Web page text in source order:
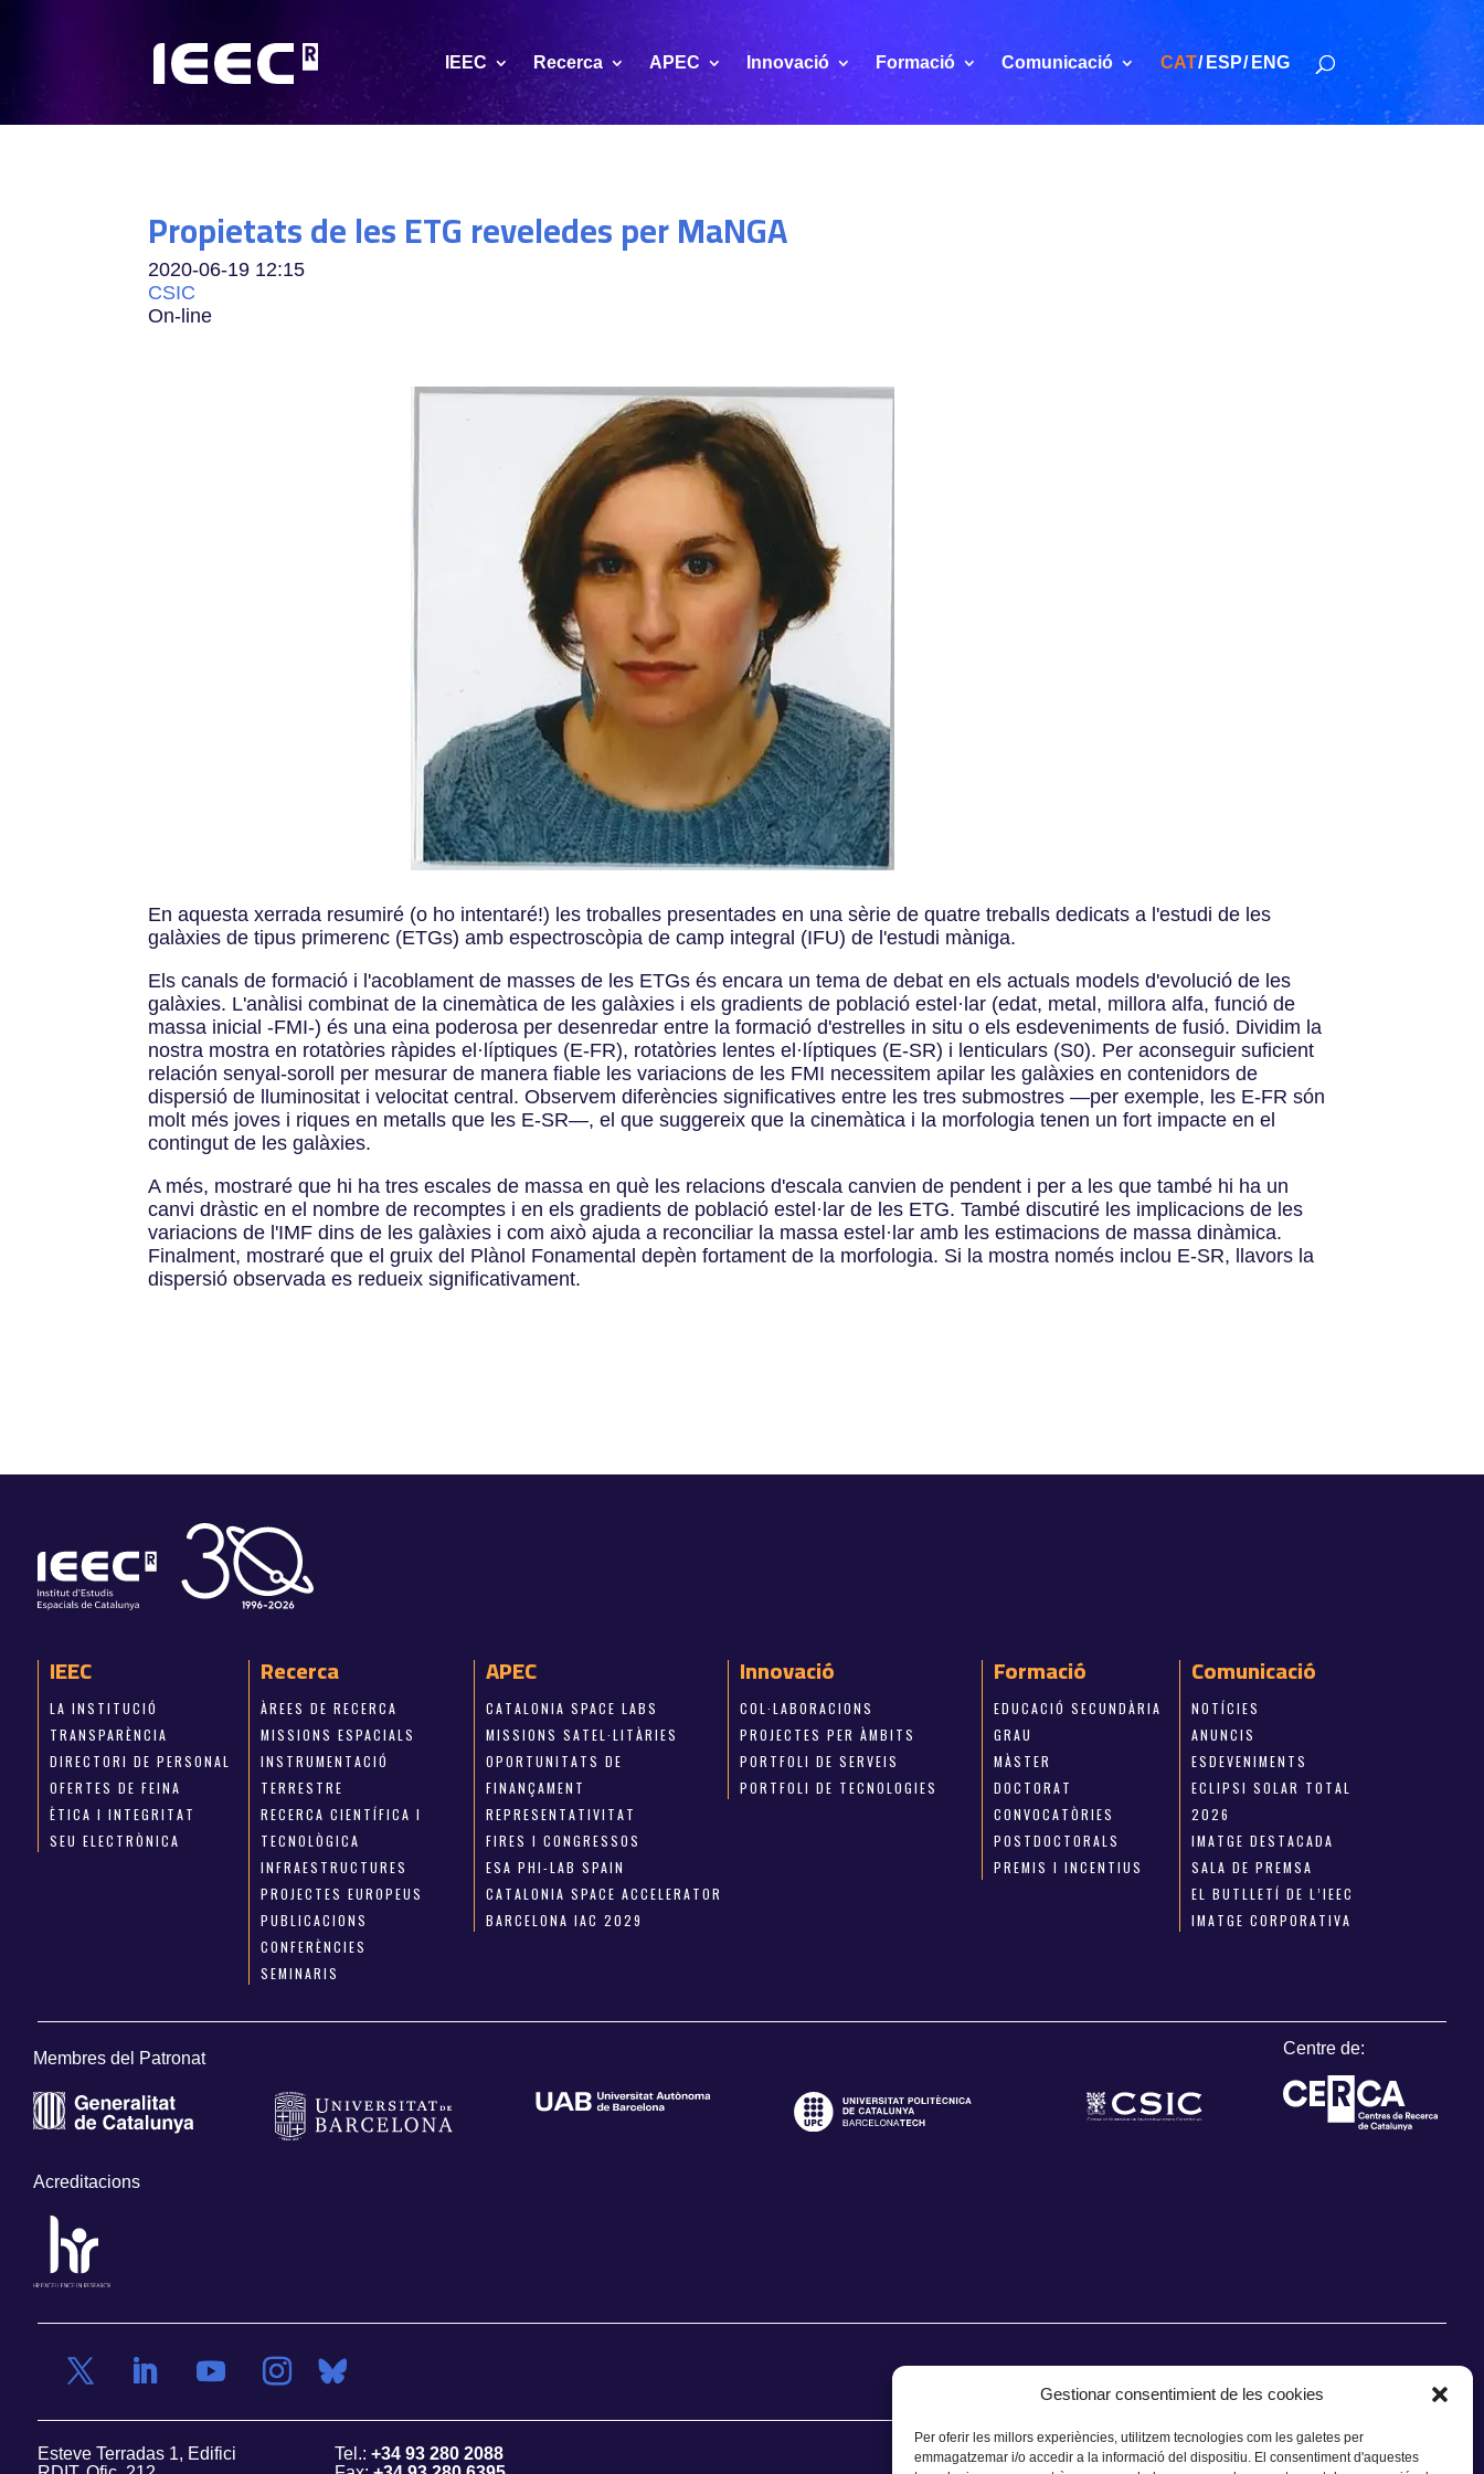
Gestionar consentimient de les cookies
Per oferir les millors experiències, utilitzem tecnologies com les galetes per
emmagatzemar i/o accedir a la informació del dispositiu. El consentiment d'aquestes
IEEC Recerca APEC Innovació Formació Comunicació CAT ESP ENG
Propietats de les ETG reveledes per MaNGA
2020-06-19 12:15
CSIC
On-line
En aquesta xerrada resumiré (o ho intentaré!) les troballes presentades en una sèrie de quatre treballs dedicats a l'estudi de les
galàxies de tipus primerenc (ETGs) amb espectroscòpia de camp integral (IFU) de l'estudi màniga.
Els canals de formació i l'acoblament de masses de les ETGs és encara un tema de debat en els actuals models d'evolució de les
galàxies. L'anàlisi combinat de la cinemàtica de les galàxies i els gradients de població estel·lar (edat, metal, millora alfa, funció de
massa inicial -FMI-) és una eina poderosa per desenredar entre la formació d'estrelles in situ o els esdeveniments de fusió. Dividim la
nostra mostra en rotatòries ràpides el·líptiques (E-FR), rotatòries lentes el·líptiques (E-SR) i lenticulars (S0). Per aconseguir suficient
relación senyal-soroll per mesurar de manera fiable les variacions de les FMI necessitem apilar les galàxies en contenidors de
dispersió de lluminositat i velocitat central. Observem diferències significatives entre les tres submostres —per exemple, les E-FR són
molt més joves i riques en metalls que les E-SR—, el que suggereix que la cinemàtica i la morfologia tenen un fort impacte en el
contingut de les galàxies.
A més, mostraré que hi ha tres escales de massa en què les relacions d'escala canvien de pendent i per a les que també hi ha un
canvi dràstic en el nombre de recomptes i en els gradients de població estel·lar de les ETG. També discutiré les implicacions de les
variacions de l'IMF dins de les galàxies i com això ajuda a reconciliar la massa estel·lar amb les estimacions de massa dinàmica.
Finalment, mostraré que el gruix del Plànol Fonamental depèn fortament de la morfologia. Si la mostra només inclou E-SR, llavors la
dispersió observada es redueix significativament.
IEEC
LA INSTITUCIÓ
TRANSPARÈNCIA
DIRECTORI DE PERSONAL
OFERTES DE FEINA
ÈTICA I INTEGRITAT
SEU ELECTRÒNICA
Recerca
ÀREES DE RECERCA
MISSIONS ESPACIALS
INSTRUMENTACIÓ
TERRESTRE
RECERCA CIENTÍFICA I
TECNOLÒGICA
INFRAESTRUCTURES
PROJECTES EUROPEUS
PUBLICACIONS
CONFERÈNCIES
SEMINARIS
APEC
CATALONIA SPACE LABS
MISSIONS SATEL·LITÀRIES
OPORTUNITATS DE
FINANÇAMENT
REPRESENTATIVITAT
FIRES I CONGRESSOS
ESA PHI-LAB SPAIN
CATALONIA SPACE ACCELERATOR
BARCELONA IAC 2029
Innovació
COL·LABORACIONS
PROJECTES PER ÀMBITS
PORTFOLI DE SERVEIS
PORTFOLI DE TECNOLOGIES
Formació
EDUCACIÓ SECUNDÀRIA
GRAU
MÀSTER
DOCTORAT
CONVOCATÒRIES
POSTDOCTORALS
PREMIS I INCENTIUS
Comunicació
NOTÍCIES
ANUNCIS
ESDEVENIMENTS
ECLIPSI SOLAR TOTAL
2026
IMATGE DESTACADA
SALA DE PREMSA
EL BUTLLETÍ DE L’IEEC
IMATGE CORPORATIVA
Membres del Patronat
Centre de:
Acreditacions
Esteve Terradas 1, Edifici
Tel.: +34 93 280 2088